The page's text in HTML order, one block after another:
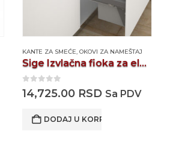
KANTE ZA SMEĆE, OKOVI ZA NAMEŠTAJ
Sige Izvlačna fioka za element ispod sudopere – gornja jedinica
14,725.00 RSD Sa PDV
DODAJ U KORPU